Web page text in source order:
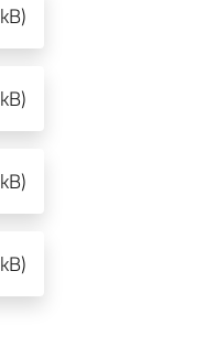
)
)
)
)